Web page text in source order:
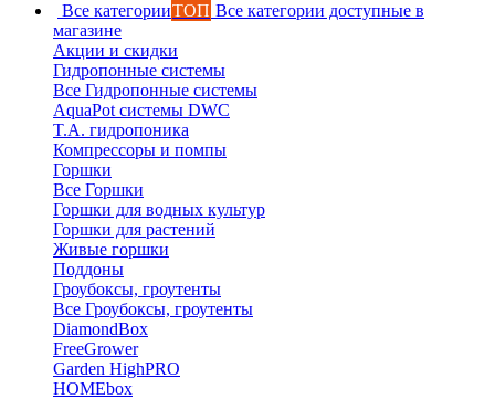
Все категорииТОП Все категории доступные в
магазине
Акции и скидки
Гидропонные системы
Все Гидропонные системы
AquaPot системы DWC
T.A. гидропоника
Компрессоры и помпы
Горшки
Все Горшки
Горшки для водных культур
Горшки для растений
Живые горшки
Поддоны
Гроубоксы, гроутенты
Все Гроубоксы, гроутенты
DiamondBox
FreeGrower
Garden HighPRO
HOMEbox